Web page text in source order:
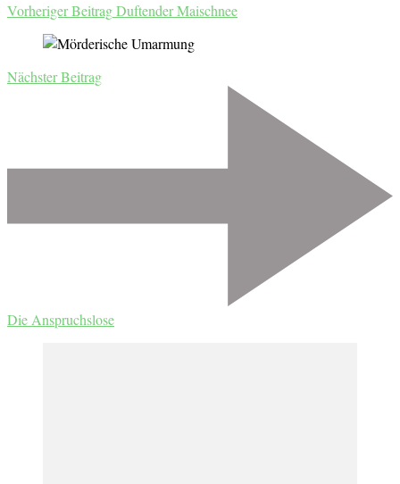
Vorheriger BeitragDuftender Maischnee
Nächster Beitrag
Die Anspruchslose